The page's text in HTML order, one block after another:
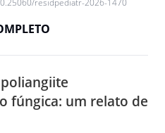
residpediatr-2026-1470
fúngica: um relato de